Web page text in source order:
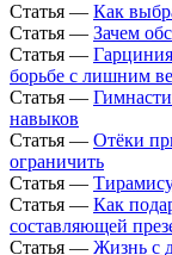
Статья — Как
Статья — Зачем
Статья —
борьбе с лишним
Статья —
навыков
Статья — Отёки
ограничить
Статья —
Статья — Как
составляющей
Статья — Жизнь с